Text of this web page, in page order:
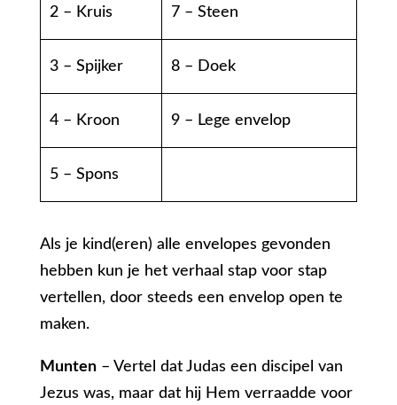
2 – Kruis 7 – Steen
3 – Spijker 8 – Doek
4 – Kroon 9 – Lege envelop
5 – Spons
Als je kind(eren) alle envelopes gevonden
hebben kun je het verhaal stap voor stap
vertellen, door steeds een envelop open te
maken.
Munten– Vertel dat Judas een discipel van
Jezus was, maar dat hij Hem verraadde voor